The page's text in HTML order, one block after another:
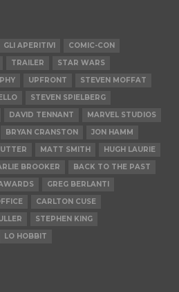
GLI APERITIVI
COMIC-CON
TRAILER
STAR WARS
UPFRONT
STEVEN MOFFAT
STEVEN SPIELBERG
DAVID TENNANT
MARVEL STUDIOS
BRYAN CRANSTON
JON HAMM
MATT SMITH
HUGH LAURIE
BROOKER
BACK TO THE PAST
GREG BERLANTI
CARLTON CUSE
STEPHEN KING
LO HOBBIT